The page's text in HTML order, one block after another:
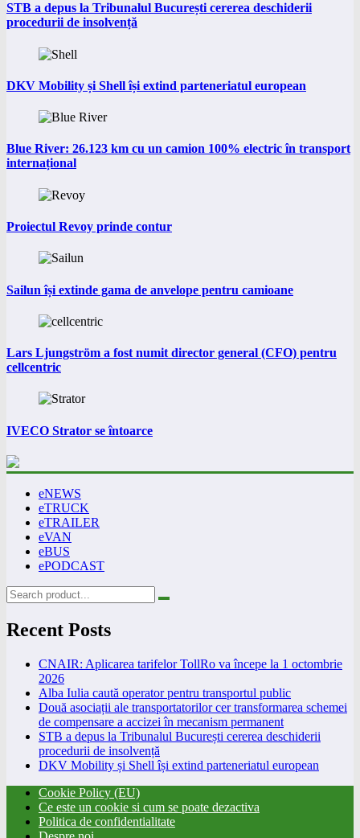
STB a depus la Tribunalul București cererea deschiderii
procedurii de insolvență
DKV Mobility și Shell își extind parteneriatul european
Blue River: 26.123 km cu un camion 100% electric în transport
internațional
Proiectul Revoy prinde contur
Sailun își extinde gama de anvelope pentru camioane
Lars Ljungström a fost numit director general (CFO) pentru
cellcentric
IVECO Strator se întoarce
eNEWS
eTRUCK
eTRAILER
eVAN
eBUS
ePODCAST
Recent Posts
CNAIR: Aplicarea tarifelor TollRo va începe la 1 octombrie
2026
Alba Iulia caută operator pentru transportul public
Două asociații ale transportatorilor cer transformarea schemei
de compensare a accizei în mecanism permanent
STB a depus la Tribunalul București cererea deschiderii
procedurii de insolvență
DKV Mobility și Shell își extind parteneriatul european
Cookie Policy (EU)
Ce este un cookie si cum se poate dezactiva
Politica de confidentialitate